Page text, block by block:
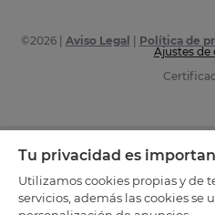
©2026| Aviso Legal Política de
Ajustes de
Tu privacidad es
Utilizamos cookies propias y de
servicios, además las cookies se